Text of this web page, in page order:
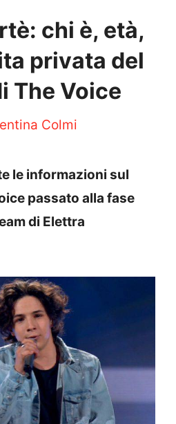
chi è, età,
privata del
The Voice
Colmi
le informazioni sul
passato alla fase
di Elettra